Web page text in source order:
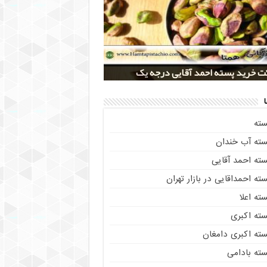
کلی پسته شور اکبری صادراتی
خرید پسته احمد آقایی درجه یک
تولید پسته صادراتی رفسنجان
خريد پسته رفسنجان صادراتی
خرید پسته اکبری بسته بندی شده
آب خندان
احمد آقایی
احمداقایی در بازار تهران
اعلا
اکبری
اکبری دامغان
بادامی